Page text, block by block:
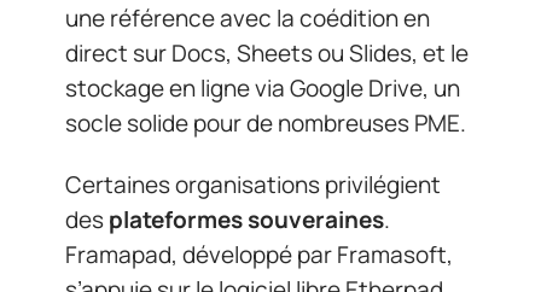
une référence avec la coédition en
direct sur Docs, Sheets ou Slides, et le
stockage en ligne via Google Drive, un
socle solide pour de nombreuses PME.
Certaines organisations privilégient
desplateformes souveraines.
Framapad, développé par Framasoft,